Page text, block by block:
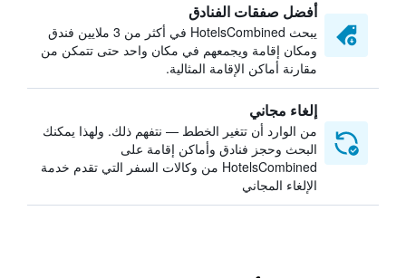
أفضل صفقات الفنادق
يبحث HotelsCombined في أكثر من 3 ملايين فندق
ومكان إقامة ويجمعهم في مكان واحد حتى تتمكن من
مقارنة أماكن الإقامة المثالية.
إلغاء مجاني
من الوارد أن تتغير الخطط — نتفهم ذلك. ولهذا يمكنك
البحث وحجز فنادق وأماكن إقامة على
HotelsCombined من وكالات السفر التي تقدم خدمة
الإلغاء المجاني